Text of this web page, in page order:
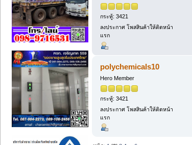
กระทู้: 3421
ลงประกาศ โพสสินค้าให้ติดหน้า
แรก
polychemicals10
Hero Member
กระทู้: 3421
ลงประกาศ โพสสินค้าให้ติดหน้า
แรก